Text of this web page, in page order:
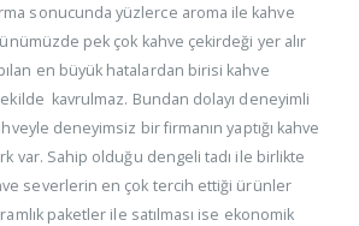
sonucunda yüzlerce aroma ile kahve
pek çok kahve çekirdeği yer alır
en büyük hatalardan birisi kahve
kavrulmaz. Bundan dolayı deneyimli
deneyimsiz bir firmanın yaptığı kahve
var. Sahip olduğu dengeli tadı ile birlikte
severlerin en çok tercih ettiği ürünler
paketler ile satılması ise ekonomik